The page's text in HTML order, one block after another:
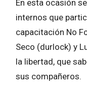
En esta ocasión
internos que
capacitación No
Seco (durlock) y
la libertad, que
sus compañeros.